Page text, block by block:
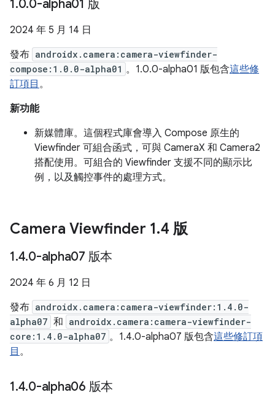
1.0.0-alpha01 版
2024 年 5 月 14 日
發布 androidx.camera:camera-viewfinder-
compose:1.0.0-alpha01 。1.0.0-alpha01 版包含這些修
訂項目 。
新功能
新媒體庫。這個程式庫會導入 Compose 原生的
Viewfinder 可組合函式，可與 CameraX 和 Camera2
搭配使用。可組合的 Viewfinder 支援不同的顯示比
例，以及觸控事件的處理方式。
Camera Viewfinder 1.4 版
1.4.0-alpha07 版本
2024 年 6 月 12 日
發布 androidx.camera:camera-viewfinder:1.4.0-
alpha07 和 androidx.camera:camera-viewfinder-
core:1.4.0-alpha07 。1.4.0-alpha07 版包含這些修訂項
目 。
1.4.0-alpha06 版本